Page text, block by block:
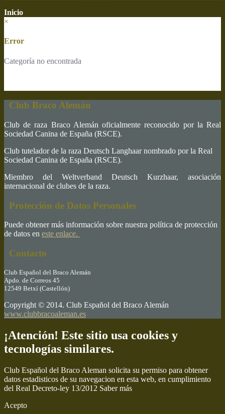
Inicio
×
Error
Categoría no encontrada
Club Braco Alemán
Club de raza Braco Alemán oficialmente reconocido por la Real
Sociedad Canina de España (RSCE).
Club tutelador de la raza Deutsch Langhaar nombrado por la Real
Sociedad Canina de España (RSCE).
Miembro del Weltverband Deutsch Kurzhaar, asociación
internacional de clubes de la raza.
Protección de Datos Personales
Puede obtener más información sobre nuestra política de protección
de datos en este enlace.
Contacto
Club Español del Braco Alemán
Apdo. de Correos 45
12549 Betxí (Castellón)
Copyright © 2014. Club Español del Braco Alemán
www.clubbracoaleman.es
¡Atención! Este sitio usa cookies y
tecnologías similares.
Club Español del Braco Aleman solicita su permiso para obtener
datos estadisticos de su navegacion en esta web, en cumplimiento
del Real Decreto-ley 13/2012 Saber más
Acepto